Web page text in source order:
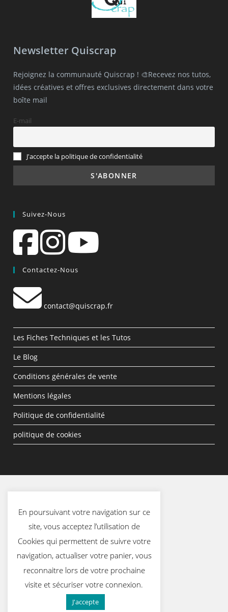
Newsletter Quiscrap
Rejoignez la communauté Quiscrap ! 🎨Recevez nos tutos,
idées créatives et offres exclusives directement dans votre
boîte mail
E-mail
J'accepte la politique de confidentialité
Suivez-Nous
Contactez-Nous
contact@quiscrap.fr
Les Fiches Techniques et les Tutos
Le Blog
Conditions générales de vente
Mentions légales
Politique de confidentialité
politique de cookies
En poursuivant votre navigation sur ce
site, vous acceptez l’utilisation de
Cookies qui permettent de suivre votre
navigation, actualiser votre panier, vous
reconnaitre lors de votre prochaine
visite et sécuriser votre connexion.
J'accepte